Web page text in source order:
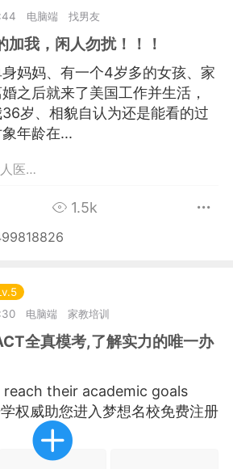
签到有奖
资讯
洛杉矶新闻
论坛
乐八卦 同乡联谊
屋买卖 商铺转让
电脑端 找男友
加我，闲人勿扰！！！
妈妈、有一个4岁多的女孩、家
之后就来了美国工作并生活，
岁、相貌自认为还是能看的过
年龄在...
医生
1.5k
电脑端 家教培训
全真模考,了解实力的唯一办
their academic goals
权威助您进入梦想名校免费注册